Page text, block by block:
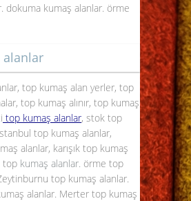
dokuma kumaş alanlar. örme
alanlar
top kumaş alan yerler, top
top kumaş alınır, top kumaş
top kumaş alanlar, stok top
top kumaş alanlar,
alanlar, karışık top kumaş
top kumaş alanlar. örme top
top kumaş alanlar.
alanlar. Merter top kumaş